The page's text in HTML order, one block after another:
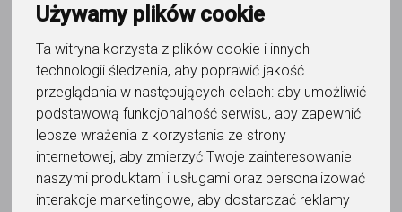
Używamy plików cookie
Ta witryna korzysta z plików cookie i innych
technologii śledzenia, aby poprawić jakość
przeglądania w następujących celach: aby umożliwić
podstawową funkcjonalność serwisu, aby zapewnić
lepsze wrażenia z korzystania ze strony
internetowej, aby zmierzyć Twoje zainteresowanie
naszymi produktami i usługami oraz personalizować
interakcje marketingowe, aby dostarczać reklamy
Filtry
Nowy Sącz
Wyczyść wszystko
10korepetytorów
Historia
Sortuj: